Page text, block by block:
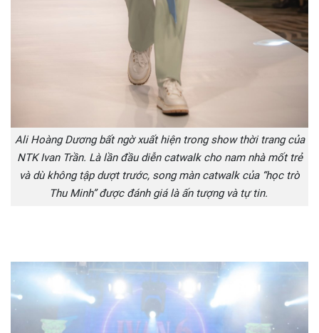
Ali Hoàng Dương bất ngờ xuất hiện trong show thời trang của
NTK Ivan Trần. Là lần đầu diễn catwalk cho nam nhà mốt trẻ
và dù không tập dượt trước, song màn catwalk của “học trò
Thu Minh” được đánh giá là ấn tượng và tự tin.